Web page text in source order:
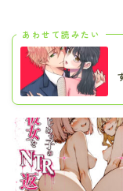
あわせて読みたい